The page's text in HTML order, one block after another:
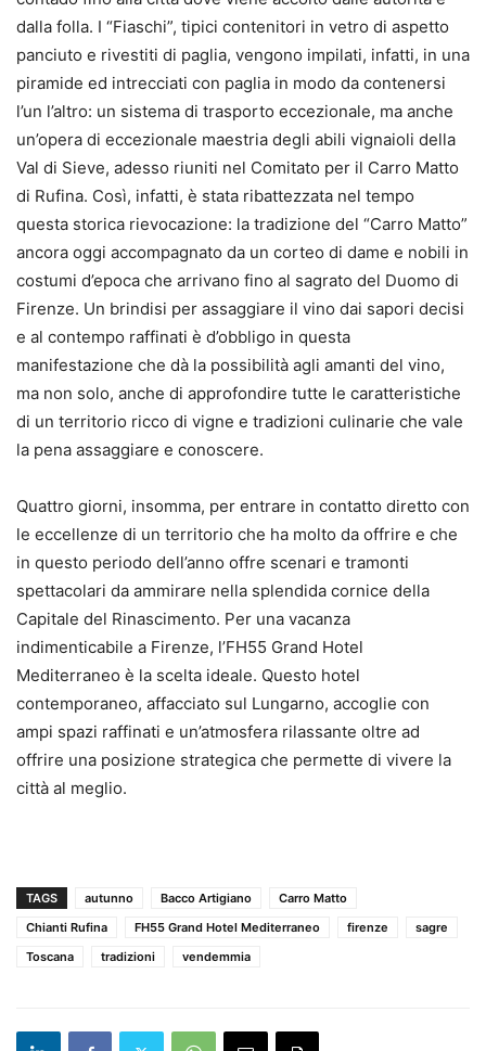
dalla folla. I “Fiaschi”, tipici contenitori in vetro di aspetto
panciuto e rivestiti di paglia, vengono impilati, infatti, in una
piramide ed intrecciati con paglia in modo da contenersi
l’un l’altro: un sistema di trasporto eccezionale, ma anche
un’opera di eccezionale maestria degli abili vignaioli della
Val di Sieve, adesso riuniti nel Comitato per il Carro Matto
di Rufina. Così, infatti, è stata ribattezzata nel tempo
questa storica rievocazione: la tradizione del “Carro Matto”
ancora oggi accompagnato da un corteo di dame e nobili in
costumi d’epoca che arrivano fino al sagrato del Duomo di
Firenze. Un brindisi per assaggiare il vino dai sapori decisi
e al contempo raffinati è d’obbligo in questa
manifestazione che dà la possibilità agli amanti del vino,
ma non solo, anche di approfondire tutte le caratteristiche
di un territorio ricco di vigne e tradizioni culinarie che vale
la pena assaggiare e conoscere.
Quattro giorni, insomma, per entrare in contatto diretto con
le eccellenze di un territorio che ha molto da offrire e che
in questo periodo dell’anno offre scenari e tramonti
spettacolari da ammirare nella splendida cornice della
Capitale del Rinascimento. Per una vacanza
indimenticabile a Firenze, l’FH55 Grand Hotel
Mediterraneo è la scelta ideale. Questo hotel
contemporaneo, affacciato sul Lungarno, accoglie con
ampi spazi raffinati e un’atmosfera rilassante oltre ad
offrire una posizione strategica che permette di vivere la
città al meglio.
TAGS autunno Bacco Artigiano
Carro Matto
Chianti Rufina
FH55 Grand Hotel Mediterraneo firenze
sagre
Toscana
tradizioni vendemmia